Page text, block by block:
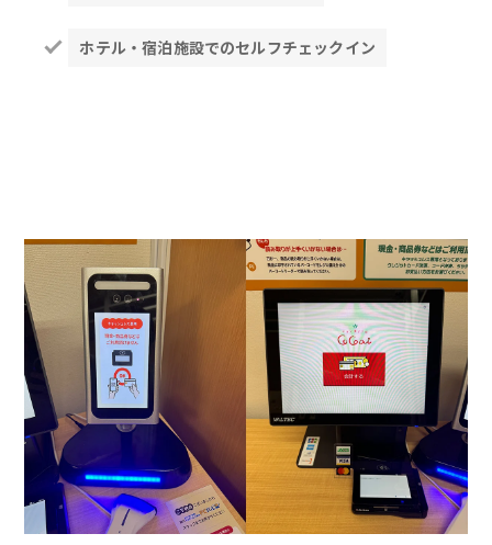
ホテル・宿泊施設でのセルフチェックイン